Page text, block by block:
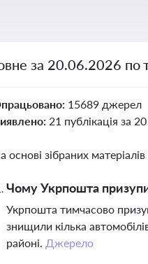
за 20.06.2026 по
15689 джерел
21 публікація за
основі зібраних
Чому Укрпошта
Укрпошта тимчасово
знищили кілька
районі. Джерело